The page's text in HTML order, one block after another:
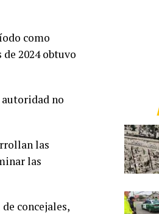
como
2024 obtuvo
no
las
las
concejales,